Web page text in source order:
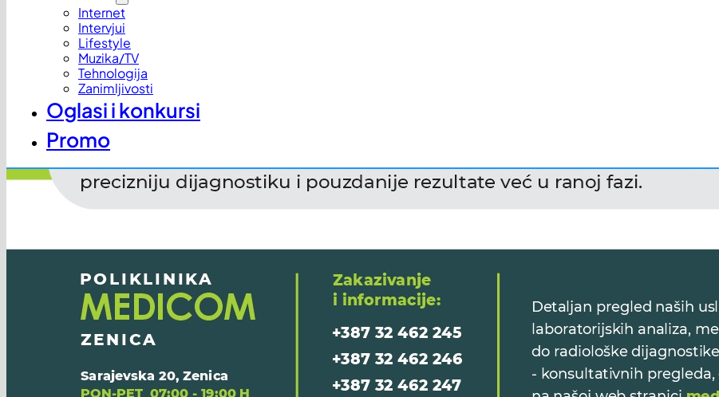
Internet
Intervjui
Lifestyle
Muzika/TV
Tehnologija
Zanimljivosti
Oglasi i konkursi
Promo